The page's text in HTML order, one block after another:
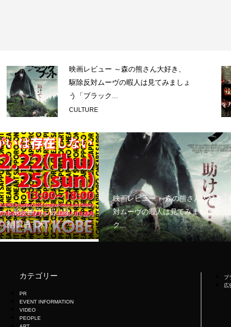
映画レビュー ～森の熊さん大好き、
駆除反対ムーヴの暇人は見てみましょ
う「ブラック...
CULTURE
ト展が神戸に初上陸！
2月21日（木）...
映画レビュー ～森の熊さん大好き、
対ムーヴの暇人は見てみましょう「
ク...
カテゴリー
PR
EVENT INFORMATION
VIDEO
PEOPLE
プ
広